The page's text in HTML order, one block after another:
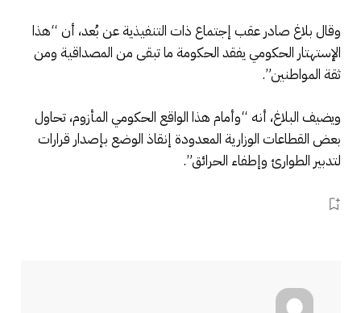
وقال بلاغ صادر عقب إجتماع ذات التنفيذية عن بُعد، أن “هذا
الإستهتار الحكومي يفقد الحكومة ما تبقى من المصداقية ومن
ثقة المواطنين”.
ويضيف البلاغ، أنه “وأمام هذا الواقع الحكومي المأزوم، تحاول
بعض القطاعات الوزارية المعدودة إنقاذ الوضع بإصدار قرارات
لتدبير الطوارئ وإطفاء الحرائق”.